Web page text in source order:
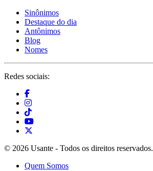
Sinônimos
Destaque do dia
Antônimos
Blog
Nomes
Redes sociais:
© 2026 Usante - Todos os direitos reservados.
Quem Somos